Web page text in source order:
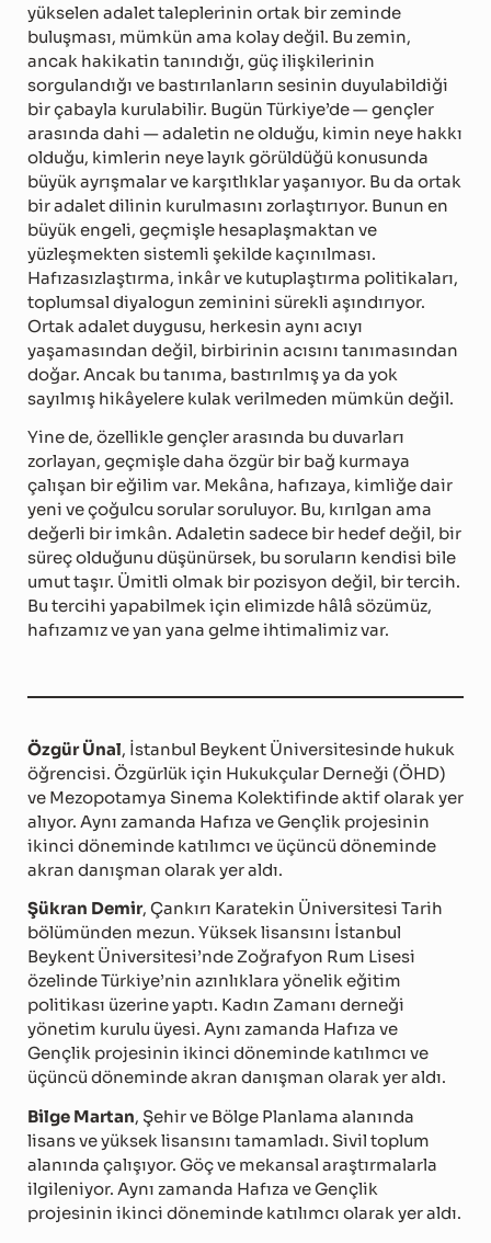
yükselen adalet taleplerinin ortak bir zeminde
buluşması, mümkün ama kolay değil. Bu zemin,
ancak hakikatin tanındığı, güç ilişkilerinin
sorgulandığı ve bastırılanların sesinin duyulabildiği
bir çabayla kurulabilir. Bugün Türkiye’de — gençler
arasında dahi — adaletin ne olduğu, kimin neye hakkı
olduğu, kimlerin neye layık görüldüğü konusunda
büyük ayrışmalar ve karşıtlıklar yaşanıyor. Bu da ortak
bir adalet dilinin kurulmasını zorlaştırıyor. Bunun en
büyük engeli, geçmişle hesaplaşmaktan ve
yüzleşmekten sistemli şekilde kaçınılması.
Hafızasızlaştırma, inkâr ve kutuplaştırma politikaları,
toplumsal diyalogun zeminini sürekli aşındırıyor.
Ortak adalet duygusu, herkesin aynı acıyı
yaşamasından değil, birbirinin acısını tanımasından
doğar. Ancak bu tanıma, bastırılmış ya da yok
sayılmış hikâyelere kulak verilmeden mümkün değil.
Yine de, özellikle gençler arasında bu duvarları
zorlayan, geçmişle daha özgür bir bağ kurmaya
çalışan bir eğilim var. Mekâna, hafızaya, kimliğe dair
yeni ve çoğulcu sorular soruluyor. Bu, kırılgan ama
değerli bir imkân. Adaletin sadece bir hedef değil, bir
süreç olduğunu düşünürsek, bu soruların kendisi bile
umut taşır. Ümitli olmak bir pozisyon değil, bir tercih.
Bu tercihi yapabilmek için elimizde hâlâ sözümüz,
hafızamız ve yan yana gelme ihtimalimiz var.
Özgür Ünal, İstanbul Beykent Üniversitesinde hukuk
öğrencisi. Özgürlük için Hukukçular Derneği (ÖHD)
ve Mezopotamya Sinema Kolektifinde aktif olarak yer
alıyor. Aynı zamanda Hafıza ve Gençlik projesinin
ikinci döneminde katılımcı ve üçüncü döneminde
akran danışman olarak yer aldı.
Şükran Demir, Çankırı Karatekin Üniversitesi Tarih
bölümünden mezun. Yüksek lisansını İstanbul
Beykent Üniversitesi’nde Zoğrafyon Rum Lisesi
özelinde Türkiye’nin azınlıklara yönelik eğitim
politikası üzerine yaptı. Kadın Zamanı derneği
yönetim kurulu üyesi. Aynı zamanda Hafıza ve
Gençlik projesinin ikinci döneminde katılımcı ve
üçüncü döneminde akran danışman olarak yer aldı.
Bilge Martan, Şehir ve Bölge Planlama alanında
lisans ve yüksek lisansını tamamladı. Sivil toplum
alanında çalışıyor. Göç ve mekansal araştırmalarla
ilgileniyor. Aynı zamanda Hafıza ve Gençlik
projesinin ikinci döneminde katılımcı olarak yer aldı.